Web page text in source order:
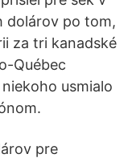
dolárov po tom,
za tri kanadské
Québec
usmialo
pre